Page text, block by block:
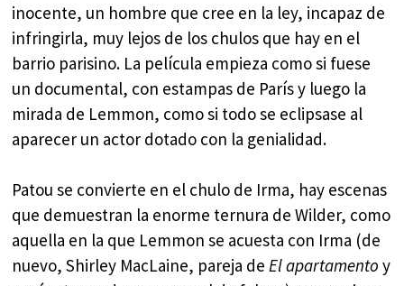
inocente, un hombre que cree en la ley, incapaz de
infringirla, muy lejos de los chulos que hay en el
barrio parisino. La película empieza como si fuese
un documental, con estampas de París y luego la
mirada de Lemmon, como si todo se eclipsase al
aparecer un actor dotado con la genialidad.
Patou se convierte en el chulo de Irma, hay escenas
que demuestran la enorme ternura de Wilder, como
aquella en la que Lemmon se acuesta con Irma (de
nuevo, Shirley MacLaine, pareja deEl apartamento y